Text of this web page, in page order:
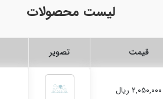
لیست محصولات
قیمت تصویر
۲,۰۵۰,۰۰۰ ریال